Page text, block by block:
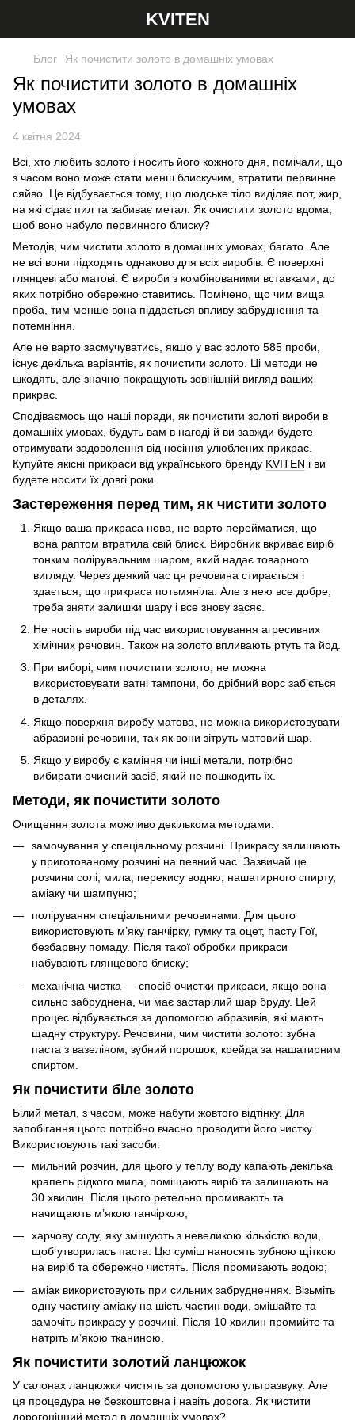
KVITEN
Блог Як почистити золото в домашніх умовах
Як почистити золото в домашніх
умовах
4 квітня 2024
Всі, хто любить золото і носить його кожного дня, помічали, що
з часом воно може стати менш блискучим, втратити первинне
сяйво. Це відбувається тому, що людське тіло виділяє пот, жир,
на які сідає пил та забиває метал. Як очистити золото вдома,
щоб воно набуло первинного блиску?
Методів, чим чистити золото в домашніх умовах, багато. Але
не всі вони підходять однаково для всіх виробів. Є поверхні
глянцеві або матові. Є вироби з комбінованими вставками, до
яких потрібно обережно ставитись. Помічено, що чим вища
проба, тим менше вона піддається впливу забруднення та
потемніння.
Але не варто засмучуватись, якщо у вас золото 585 проби,
існує декілька варіантів, як почистити золото. Ці методи не
шкодять, але значно покращують зовнішній вигляд ваших
прикрас.
Сподіваємось що наші поради, як почистити золоті вироби в
домашніх умовах, будуть вам в нагоді й ви завжди будете
отримувати задоволення від носіння улюблених прикрас.
Купуйте якісні прикраси від українського бренду KVITEN і ви
будете носити їх довгі роки.
Застереження перед тим, як чистити золото
Якщо ваша прикраса нова, не варто перейматися, що
вона раптом втратила свій блиск. Виробник вкриває виріб
тонким полірувальним шаром, який надає товарного
вигляду. Через деякий час ця речовина стирається і
здається, що прикраса потьмяніла. Але з нею все добре,
треба зняти залишки шару і все знову засяє.
Не носіть вироби під час використовування агресивних
хімічних речовин. Також на золото впливають ртуть та йод.
При виборі, чим почистити золото, не можна
використовувати ватні тампони, бо дрібний ворс заб’ється
в деталях.
Якщо поверхня виробу матова, не можна використовувати
абразивні речовини, так як вони зітруть матовий шар.
Якщо у виробу є каміння чи інші метали, потрібно
вибирати очисний засіб, який не пошкодить їх.
Методи, як почистити золото
Очищення золота можливо декількома методами:
замочування у спеціальному розчині. Прикрасу залишають
у приготованому розчині на певний час. Зазвичай це
розчини солі, мила, перекису водню, нашатирного спирту,
аміаку чи шампуню;
полірування спеціальними речовинами. Для цього
використовують м’яку ганчірку, гумку та оцет, пасту Гої,
безбарвну помаду. Після такої обробки прикраси
набувають глянцевого блиску;
механічна чистка — спосіб очистки прикраси, якщо вона
сильно забруднена, чи має застарілий шар бруду. Цей
процес відбувається за допомогою абразивів, які мають
щадну структуру. Речовини, чим чистити золото: зубна
паста з вазеліном, зубний порошок, крейда за нашатирним
спиртом.
Як почистити біле золото
Білий метал, з часом, може набути жовтого відтінку. Для
запобігання цього потрібно вчасно проводити його чистку.
Використовують такі засоби:
мильний розчин, для цього у теплу воду капають декілька
крапель рідкого мила, поміщають виріб та залишають на
30 хвилин. Після цього ретельно промивають та
начищають м’якою ганчіркою;
харчову соду, яку змішують з невеликою кількістю води,
щоб утворилась паста. Цю суміш наносять зубною щіткою
на виріб та обережно чистять. Після промивають водою;
аміак використовують при сильних забрудненнях. Візьміть
одну частину аміаку на шість частин води, змішайте та
замочіть прикрасу у розчині. Після 10 хвилин промийте та
натріть м’якою тканиною.
Як почистити золотий ланцюжок
У салонах ланцюжки чистять за допомогою ультразвуку. Але
ця процедура не безкоштовна і навіть дорога. Як чистити
дорогоцінний метал в домашніх умовах?